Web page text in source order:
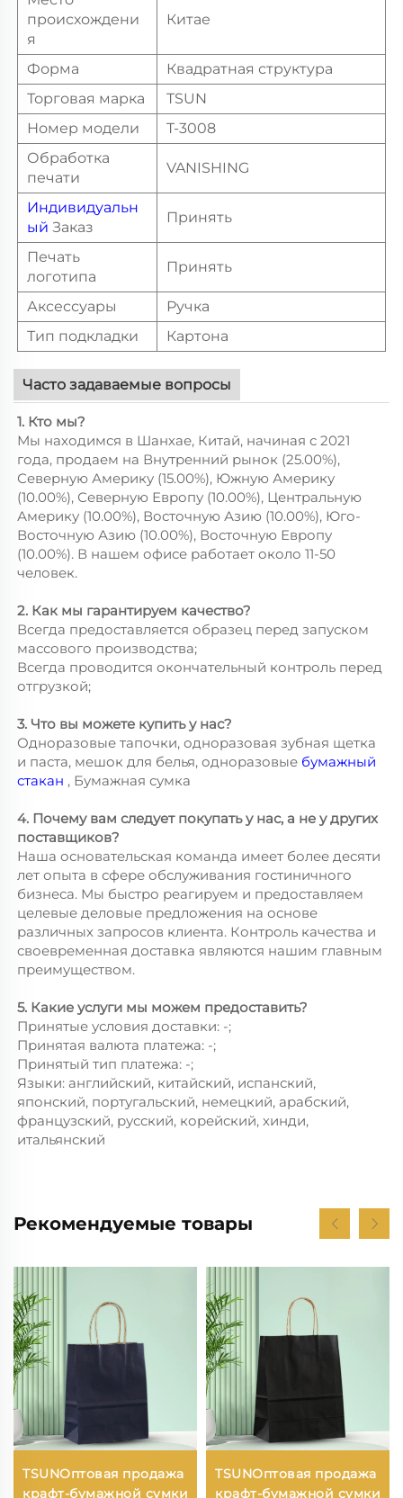
происхождени
я
Китае
Форма
Квадратная структура
Торговая марка
TSUN
Номер модели
T-3008
Обработка
печати
VANISHING
Индивидуальн
ый Заказ
Принять
Печать
логотипа
Принять
Аксессуары
Ручка
Тип подкладки
Картона
Часто задаваемые вопросы
1. Кто мы?
Мы находимся в Шанхае, Китай, начиная с 2021
года, продаем на Внутренний рынок (25.00%),
Северную Америку (15.00%), Южную Америку
(10.00%), Северную Европу (10.00%), Центральную
Америку (10.00%), Восточную Азию (10.00%), Юго-
Восточную Азию (10.00%), Восточную Европу
(10.00%). В нашем офисе работает около 11-50
человек.
2. Как мы гарантируем качество?
Всегда предоставляется образец перед запуском
массового производства;
Всегда проводится окончательный контроль перед
отгрузкой;
3. Что вы можете купить у нас?
Одноразовые тапочки, одноразовая зубная щетка
и паста, мешок для белья, одноразовые бумажный
стакан , Бумажная сумка
4. Почему вам следует покупать у нас, а не у других
поставщиков?
Наша основательская команда имеет более десяти
лет опыта в сфере обслуживания гостиничного
бизнеса. Мы быстро реагируем и предоставляем
целевые деловые предложения на основе
различных запросов клиента. Контроль качества и
своевременная доставка являются нашим главным
преимуществом.
5. Какие услуги мы можем предоставить?
Принятые условия доставки: -;
Принятая валюта платежа: -;
Принятый тип платежа: -;
Языки: английский, китайский, испанский,
японский, португальский, немецкий, арабский,
французский, русский, корейский, хинди,
итальянский
Рекомендуемые товары
TSUNОптовая продажа
крафт-бумажной сумки
TSUNОптовая продажа
крафт-бумажной сумки